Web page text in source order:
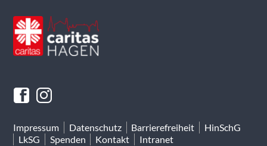
Impressum Datenschutz Barrierefreiheit
HinSchG
LkSG
Spenden Kontakt Intranet